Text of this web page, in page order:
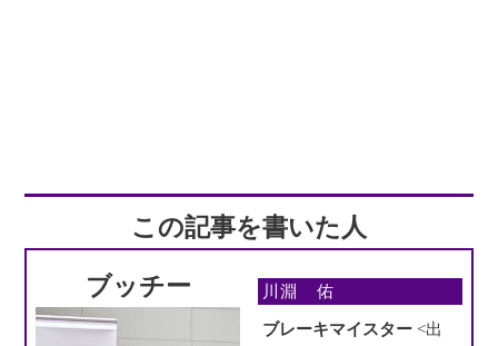
この記事を書いた人
ブッチー 川淵 佑
ブレーキマイスター<出